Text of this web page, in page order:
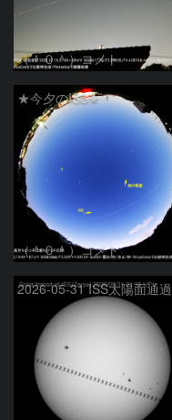
（＾０＾）コメト
★今夕のISS★
（＾０＾）コメト
2026-05-31 ISS太陽面通過